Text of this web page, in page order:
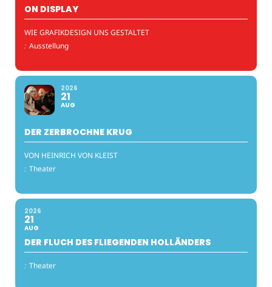
ON DISPLAY
WIE GRAFIKDESIGN UNS GESTALTET
: Ausstellung
2026
21
AUG
DER ZERBROCHNE KRUG
VON HEINRICH VON KLEIST
: Theater
2026
21
AUG
DER FLUCH DES FLIEGENDEN HOLLÄNDERS
: Theater